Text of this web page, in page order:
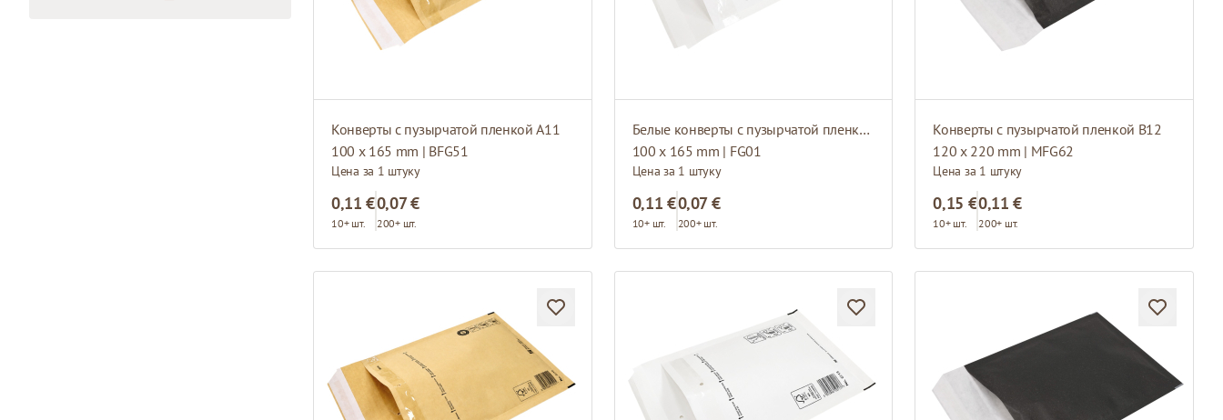
Конверты с пузырчатой пленкой A11
100 x 165 mm | BFG51
Цена за 1 штуку
0,11 €
10+ шт.
0,07 €
200+ шт.
Белые конверты с пузырчатой пленкой A11
100 x 165 mm | FG01
Цена за 1 штуку
0,11 €
10+ шт.
0,07 €
200+ шт.
Конверты с пузырчатой пленкой B12
120 x 220 mm | MFG62
Цена за 1 штуку
0,15 €
10+ шт.
0,11 €
200+ шт.